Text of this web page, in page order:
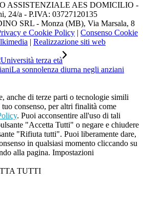
ASSISTENZIALE AES DOMICILIO -
24/a - P.IVA: 03727120135
SRL - Monza (MB), Via Marsala, 8
e Cookie Policy | Consenso Cookie
| Realizzazione siti web
La sonnolenza diurna negli anziani
anche di terze parti o tecnologie simili
consenso, per altri finalità come
. Puoi acconsentire all'uso di tali
"Accetta Tutti" o negare e chiudere
"Rifiuta tutti". Puoi liberamente dare,
in qualsiasi momento cliccando su
alla pagina. Impostazioni
TUTTI